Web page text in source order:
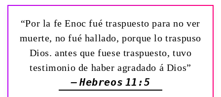
“Por la fe Enoc fué traspuesto para no ver
muerte, no fué hallado, porque lo traspuso
Dios. antes que fuese traspuesto, tuvo
testimonio de haber agradado á Dios”
— Hebreos 11:5